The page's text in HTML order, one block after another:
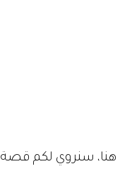
هنا، سنروي لكم قصة